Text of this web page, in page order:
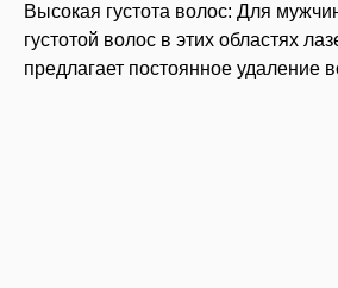
Высокая густота волос: Для
густотой волос в этих областях
предлагает постоянное удаление